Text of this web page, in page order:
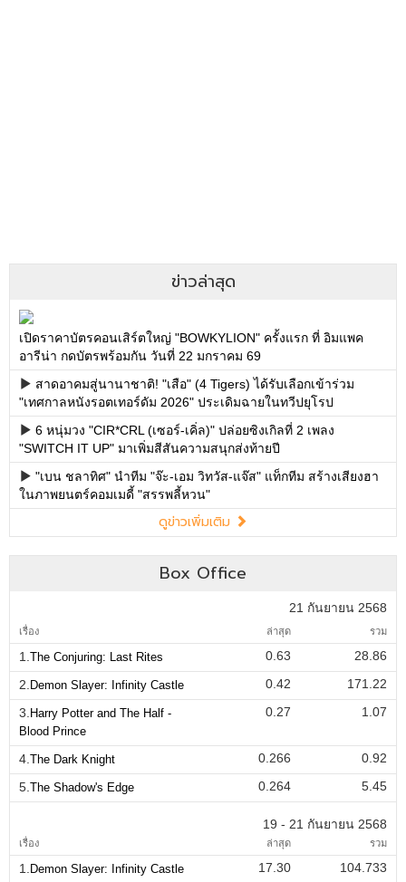
ข่าวล่าสุด
เปิดราคาบัตรคอนเสิร์ตใหญ่ "BOWKYLION" ครั้งแรก ที่ อิมแพค
อารีน่า กดบัตรพร้อมกัน วันที่ 22 มกราคม 69
สาดอาคมสู่นานาชาติ! "เสือ" (4 Tigers) ได้รับเลือกเข้าร่วม
"เทศกาลหนังรอตเทอร์ดัม 2026" ประเดิมฉายในทวีปยุโรป
6 หนุ่มวง "CIR*CRL (เซอร์-เคิ่ล)" ปล่อยซิงเกิลที่ 2 เพลง
"SWITCH IT UP" มาเพิ่มสีสันความสนุกส่งท้ายปี
"เบน ชลาทิศ" นำทีม "จ๊ะ-เอม วิทวัส-แจ๊ส" แท็กทีม สร้างเสียงฮา
ในภาพยนตร์คอมเมดี้ "สรรพลี้หวน"
ดูข่าวเพิ่มเติม
Box Office
21 กันยายน 2568
เรื่อง ล่าสุด รวม
1. The Conjuring: Last Rites 0.63
28.86
2. Demon Slayer: Infinity Castle 0.42
171.22
3. Harry Potter and The Half -
Blood Prince
0.27 1.07
4. The Dark Knight 0.266
0.92
5. The Shadow's Edge 0.264 5.45
19 - 21 กันยายน 2568
เรื่อง ล่าสุด รวม
1. Demon Slayer: Infinity Castle 17.30 104.733